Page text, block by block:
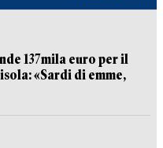
137mila euro per il
«Sardi di emme,